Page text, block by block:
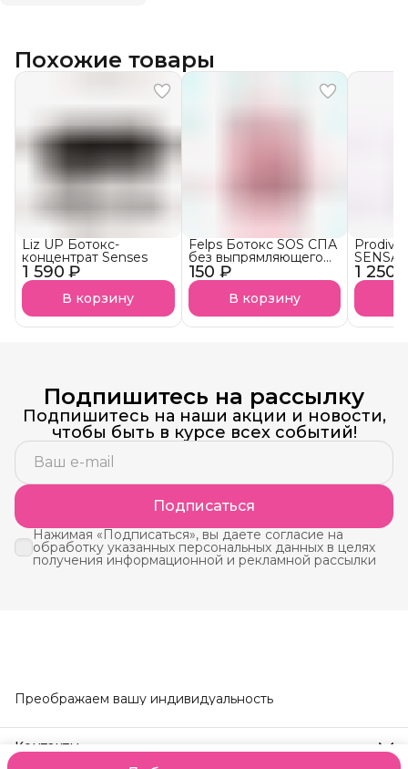
Похожие товары
1 590 ₽
Liz UP Ботокс-
концентрат Senses
В корзину
150 ₽
Felps Ботокс SOS СПА
без выпрямляющего
эффекта АКЦИЯ!
В корзину
1 250
Prodiva
Подпишитесь на рассылку
Подпишитесь на наши акции и новости,
чтобы быть в курсе всех событий!
Подписаться
Нажимая «Подписаться», вы даете согласие на
обработку указанных персональных данных в целях
получения информационной и рекламной рассылки
Преображаем вашу индивидуальность
Контакты